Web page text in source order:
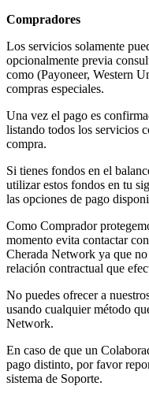
Compradores
Los servicios solamente
opcionalmente previa
como (Payoneer, Western
compras especiales.
Una vez el pago es
listando todos los servicios
compra.
Si tienes fondos en el
utilizar estos fondos en tu
las opciones de pago
Como Comprador
momento evita contactar
Cherada Network ya que
relación contractual que
No puedes ofrecer a
usando cualquier método
Network.
En caso de que un
pago distinto, por favor
sistema de Soporte.